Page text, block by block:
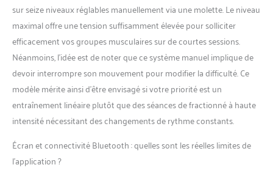
sur seize niveaux réglables manuellement via une molette. Le niveau
maximal offre une tension suffisamment élevée pour solliciter
efficacement vos groupes musculaires sur de courtes sessions.
Néanmoins, l’idée est de noter que ce système manuel implique de
devoir interrompre son mouvement pour modifier la difficulté. Ce
modèle mérite ainsi d’être envisagé si votre priorité est un
entraînement linéaire plutôt que des séances de fractionné à haute
intensité nécessitant des changements de rythme constants.
Écran et connectivité Bluetooth : quelles sont les réelles limites de
l’application ?